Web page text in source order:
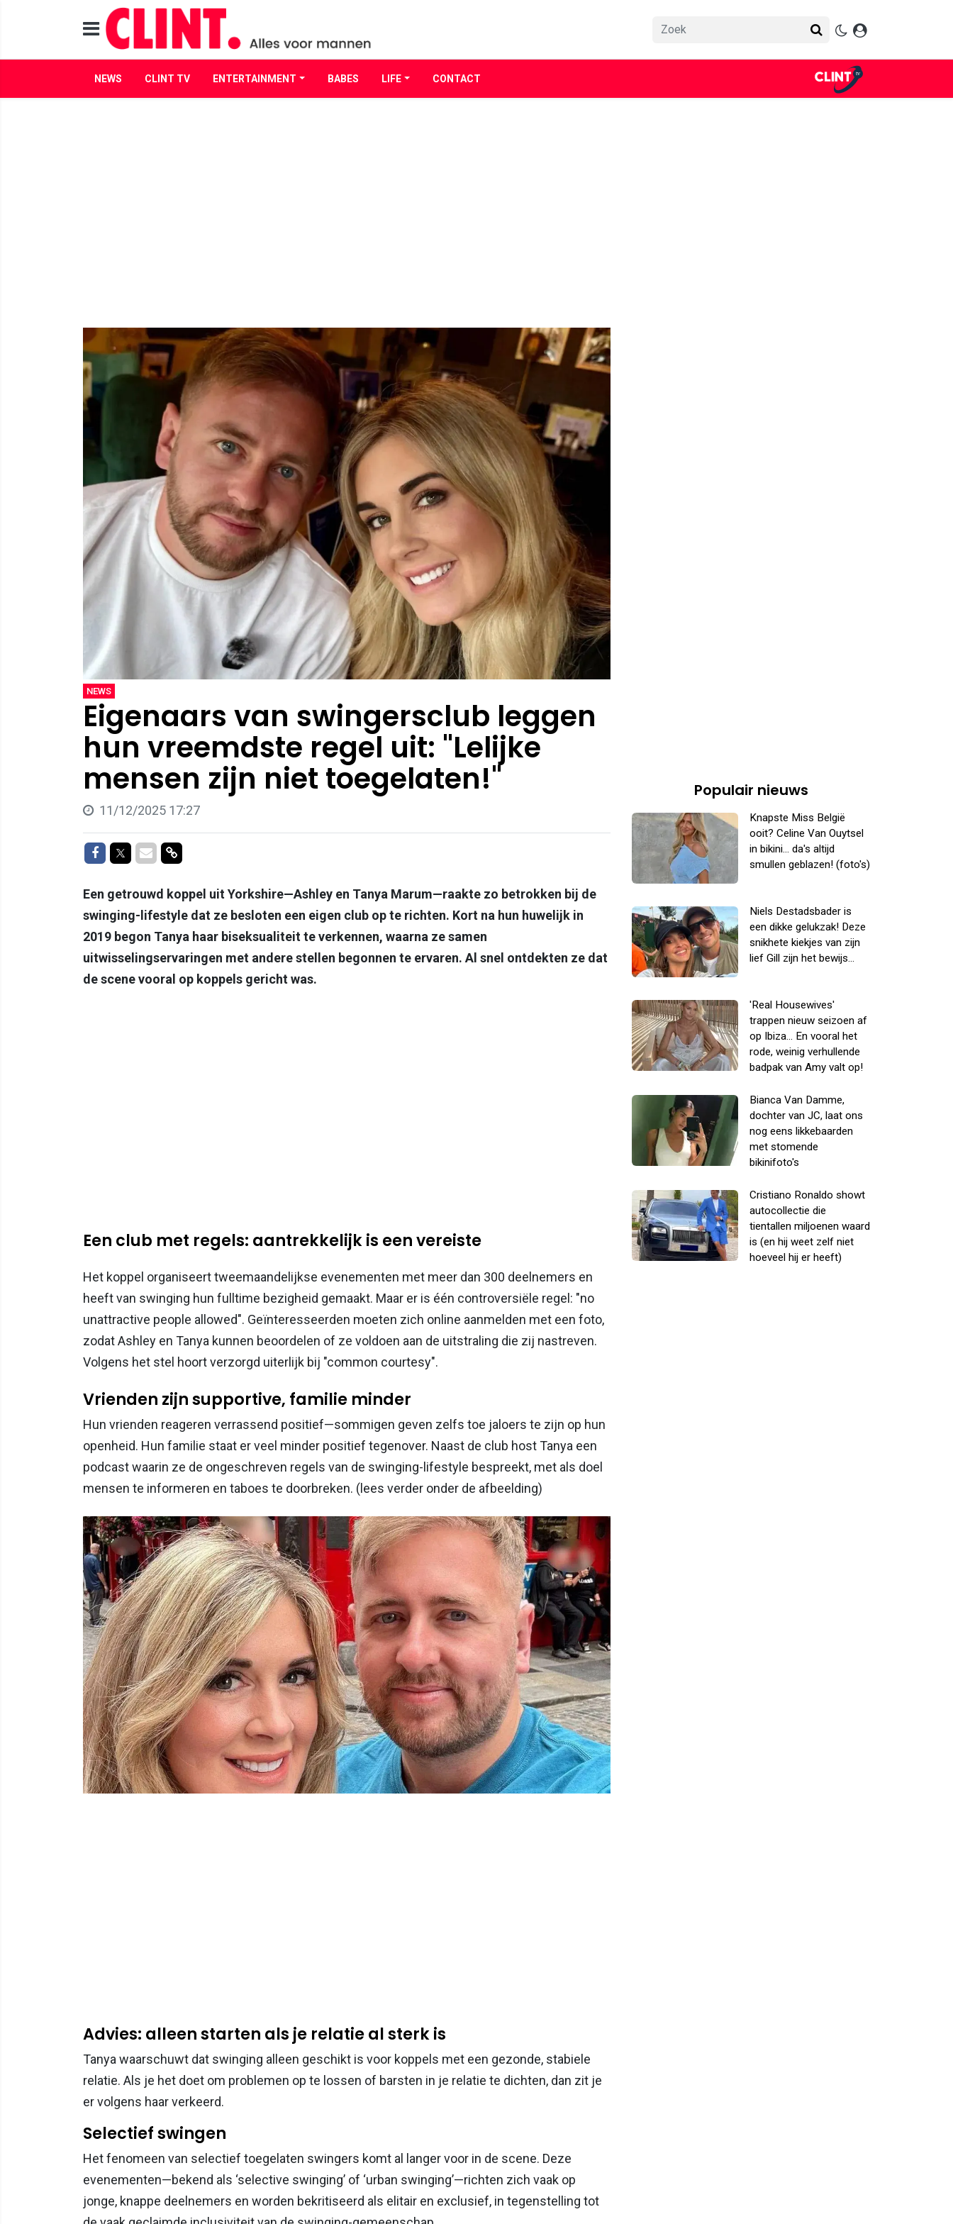
NEWS CLINT TV ENTERTAINMENT BABES LIFE CONTACT
NEWS
Eigenaars van swingersclub leggen
hun vreemdste regel uit: "Lelijke
mensen zijn niet toegelaten!"
11/12/2025 17:27
Delen op Facebook
Delen op Twitter
Delen via Mail
Delen via link
Een getrouwd koppel uit Yorkshire—Ashley en Tanya Marum—raakte zo betrokken bij de
swinging-lifestyle dat ze besloten een eigen club op te richten. Kort na hun huwelijk in
2019 begon Tanya haar biseksualiteit te verkennen, waarna ze samen
uitwisselingservaringen met andere stellen begonnen te ervaren. Al snel ontdekten ze dat
de scene vooral op koppels gericht was.
Een club met regels: aantrekkelijk is een vereiste
Het koppel organiseert tweemaandelijkse evenementen met meer dan 300 deelnemers en
heeft van swinging hun fulltime bezigheid gemaakt. Maar er is één controversiële regel: "no
unattractive people allowed". Geïnteresseerden moeten zich online aanmelden met een foto,
zodat Ashley en Tanya kunnen beoordelen of ze voldoen aan de uitstraling die zij nastreven.
Volgens het stel hoort verzorgd uiterlijk bij "common courtesy".
Vrienden zijn supportive, familie minder
Hun vrienden reageren verrassend positief—sommigen geven zelfs toe jaloers te zijn op hun
openheid. Hun familie staat er veel minder positief tegenover. Naast de club host Tanya een
podcast waarin ze de ongeschreven regels van de swinging-lifestyle bespreekt, met als doel
mensen te informeren en taboes te doorbreken. (lees verder onder de afbeelding)
Advies: alleen starten als je relatie al sterk is
Tanya waarschuwt dat swinging alleen geschikt is voor koppels met een gezonde, stabiele
relatie. Als je het doet om problemen op te lossen of barsten in je relatie te dichten, dan zit je
er volgens haar verkeerd.
Selectief swingen
Het fenomeen van selectief toegelaten swingers komt al langer voor in de scene. Deze
evenementen—bekend als ‘selective swinging’ of ‘urban swinging’—richten zich vaak op
jonge, knappe deelnemers en worden bekritiseerd als elitair en exclusief, in tegenstelling tot
Populair nieuws
Knapste Miss België
ooit? Celine Van Ouytsel
in bikini... da's altijd
smullen geblazen! (foto's)
Niels Destadsbader is
een dikke gelukzak! Deze
snikhete kiekjes van zijn
lief Gill zijn het bewijs...
'Real Housewives'
trappen nieuw seizoen af
op Ibiza... En vooral het
rode, weinig verhullende
badpak van Amy valt op!
Bianca Van Damme,
dochter van JC, laat ons
nog eens likkebaarden
met stomende
bikinifoto's
Cristiano Ronaldo showt
autocollectie die
tientallen miljoenen waard
is (en hij weet zelf niet
hoeveel hij er heeft)